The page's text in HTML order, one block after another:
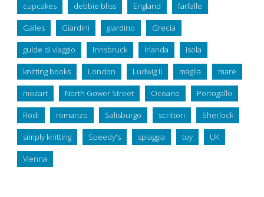
cupcakes debbie bliss England farfalle
Galles Giardini giardino Grecia
guide di viaggio Innsbruck Irlanda isola
knitting books London Ludwig II maglia mare
mozart North Gower Street Oceano Portogallo
Rodi romanzo Salisburgo scrittori Sherlock
simply knitting Speedy's spiaggia toy UK
Vienna